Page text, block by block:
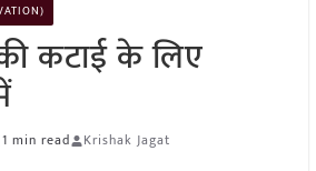
कटाई के लिए
1 min read Krishak Jagat